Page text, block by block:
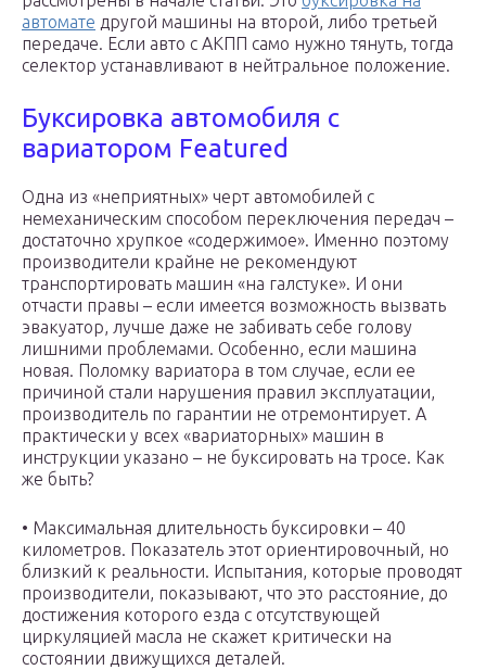
автомате другой машины на второй, либо третьей
передаче. Если авто с АКПП само нужно тянуть, тогда
селектор устанавливают в нейтральное положение.
Буксировка автомобиля с
вариатором Featured
Одна из «неприятных» черт автомобилей с
немеханическим способом переключения передач –
достаточно хрупкое «содержимое». Именно поэтому
производители крайне не рекомендуют
транспортировать машин «на галстуке». И они
отчасти правы – если имеется возможность вызвать
эвакуатор, лучше даже не забивать себе голову
лишними проблемами. Особенно, если машина
новая. Поломку вариатора в том случае, если ее
причиной стали нарушения правил эксплуатации,
производитель по гарантии не отремонтирует. А
практически у всех «вариаторных» машин в
инструкции указано – не буксировать на тросе. Как
же быть?
• Максимальная длительность буксировки – 40
километров. Показатель этот ориентировочный, но
близкий к реальности. Испытания, которые проводят
производители, показывают, что это расстояние, до
достижения которого езда с отсутствующей
циркуляцией масла не скажет критически на
состоянии движущихся деталей.